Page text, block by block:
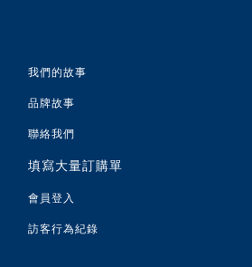
我們的故事
品牌故事
聯絡我們
填寫大量訂購單
會員登入
訪客行為紀錄